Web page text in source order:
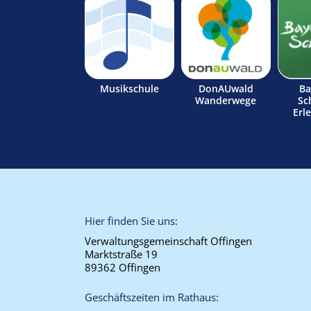
Musikschule
DonAUwald
Wanderwege
Hier finden Sie uns:
Verwaltungsgemeinschaft Offingen
Marktstraße 19
89362 Offingen
Geschäftszeiten im Rathaus: